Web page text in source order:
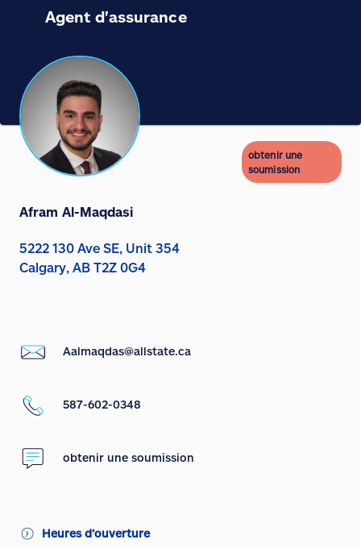
Agent d'assurance
obtenir une
soumission
Afram Al-Maqdasi
5222 130 Ave SE, Unit 354
Calgary, AB T2Z 0G4
Aalmaqdas@allstate.ca
587-602-0348
obtenir une soumission
Heures d’ouverture